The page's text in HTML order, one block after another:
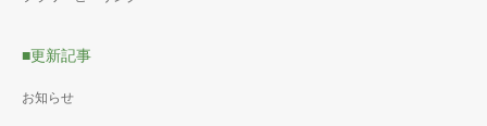
■更新記事
お知らせ